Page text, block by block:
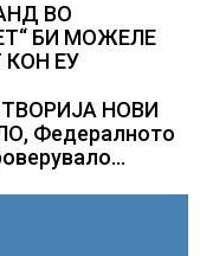
ВО
БИ МОЖЕЛЕ
КОН ЕУ
НОВИ
Федералното